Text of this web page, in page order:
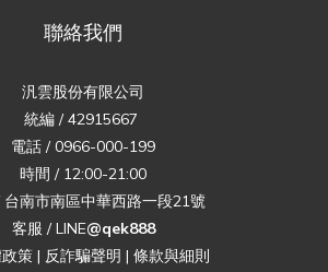
聯絡我們
汎雲股份有限公司
統編 / 42915667
電話 / 0966-000-199
時間 / 12:00-21:00
台南市南區中華西路一段21號
客服 / LINE@qek888
策 | 反詐騙聲明 | 條款與細則